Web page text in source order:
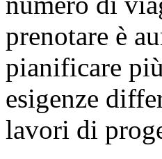
prenotare è
pianificare
esigenze
lavori di